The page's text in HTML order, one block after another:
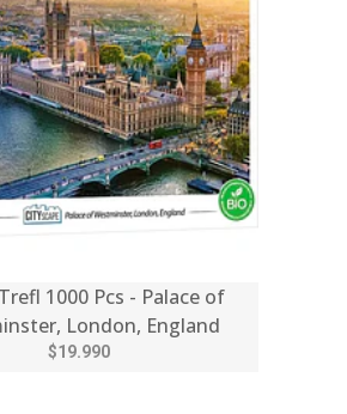
1000 Pcs - Palace of
London, England
$19.990